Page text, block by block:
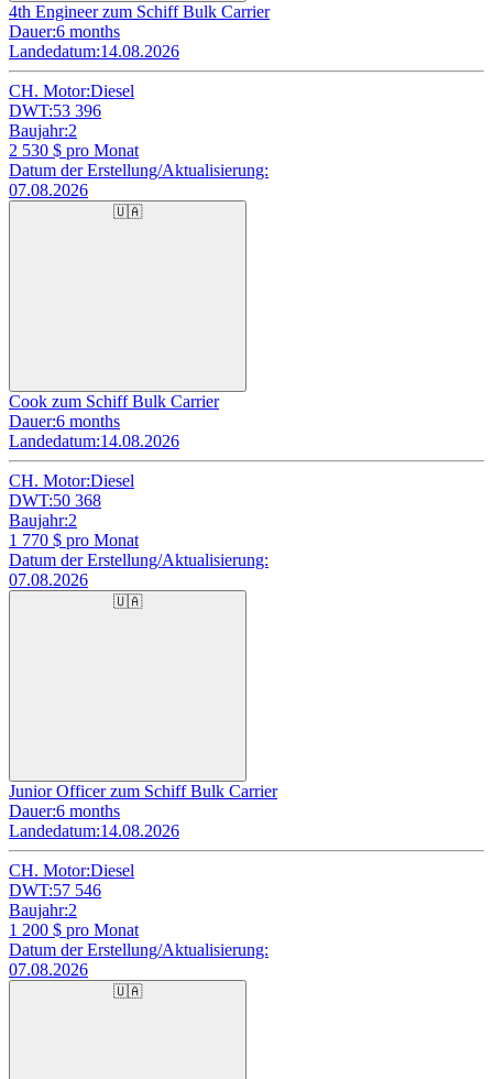
4th Engineer zum Schiff Bulk Carrier
Dauer:6 months
Landedatum:14.08.2026
CH. Motor:Diesel
DWT:53 396
Baujahr:2
2 530 $ pro Monat
Datum der Erstellung/Aktualisierung:
07.08.2026
🇺🇦
Cook zum Schiff Bulk Carrier
Dauer:6 months
Landedatum:14.08.2026
CH. Motor:Diesel
DWT:50 368
Baujahr:2
1 770 $ pro Monat
Datum der Erstellung/Aktualisierung:
07.08.2026
🇺🇦
Junior Officer zum Schiff Bulk Carrier
Dauer:6 months
Landedatum:14.08.2026
CH. Motor:Diesel
DWT:57 546
Baujahr:2
1 200 $ pro Monat
Datum der Erstellung/Aktualisierung:
07.08.2026
🇺🇦